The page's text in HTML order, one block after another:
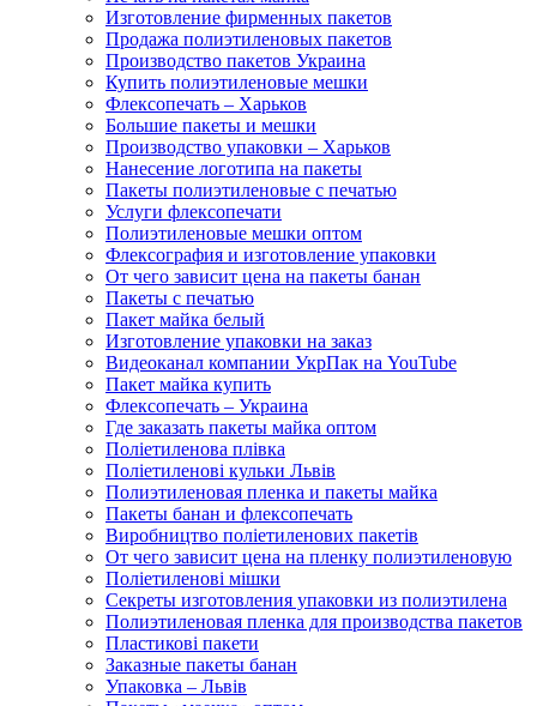
Изготовление фирменных пакетов
Продажа полиэтиленовых пакетов
Производство пакетов Украина
Купить полиэтиленовые мешки
Флексопечать – Харьков
Большие пакеты и мешки
Производство упаковки – Харьков
Нанесение логотипа на пакеты
Пакеты полиэтиленовые с печатью
Услуги флексопечати
Полиэтиленовые мешки оптом
Флексография и изготовление упаковки
От чего зависит цена на пакеты банан
Пакеты с печатью
Пакет майка белый
Изготовление упаковки на заказ
Видеоканал компании УкрПак на YouTube
Пакет майка купить
Флексопечать – Украина
Где заказать пакеты майка оптом
Поліетиленова плівка
Поліетиленові кульки Львів
Полиэтиленовая пленка и пакеты майка
Пакеты банан и флексопечать
Виробництво поліетиленових пакетів
От чего зависит цена на пленку полиэтиленовую
Поліетиленові мішки
Секреты изготовления упаковки из полиэтилена
Полиэтиленовая пленка для производства пакетов
Пластикові пакети
Заказные пакеты банан
Упаковка – Львів